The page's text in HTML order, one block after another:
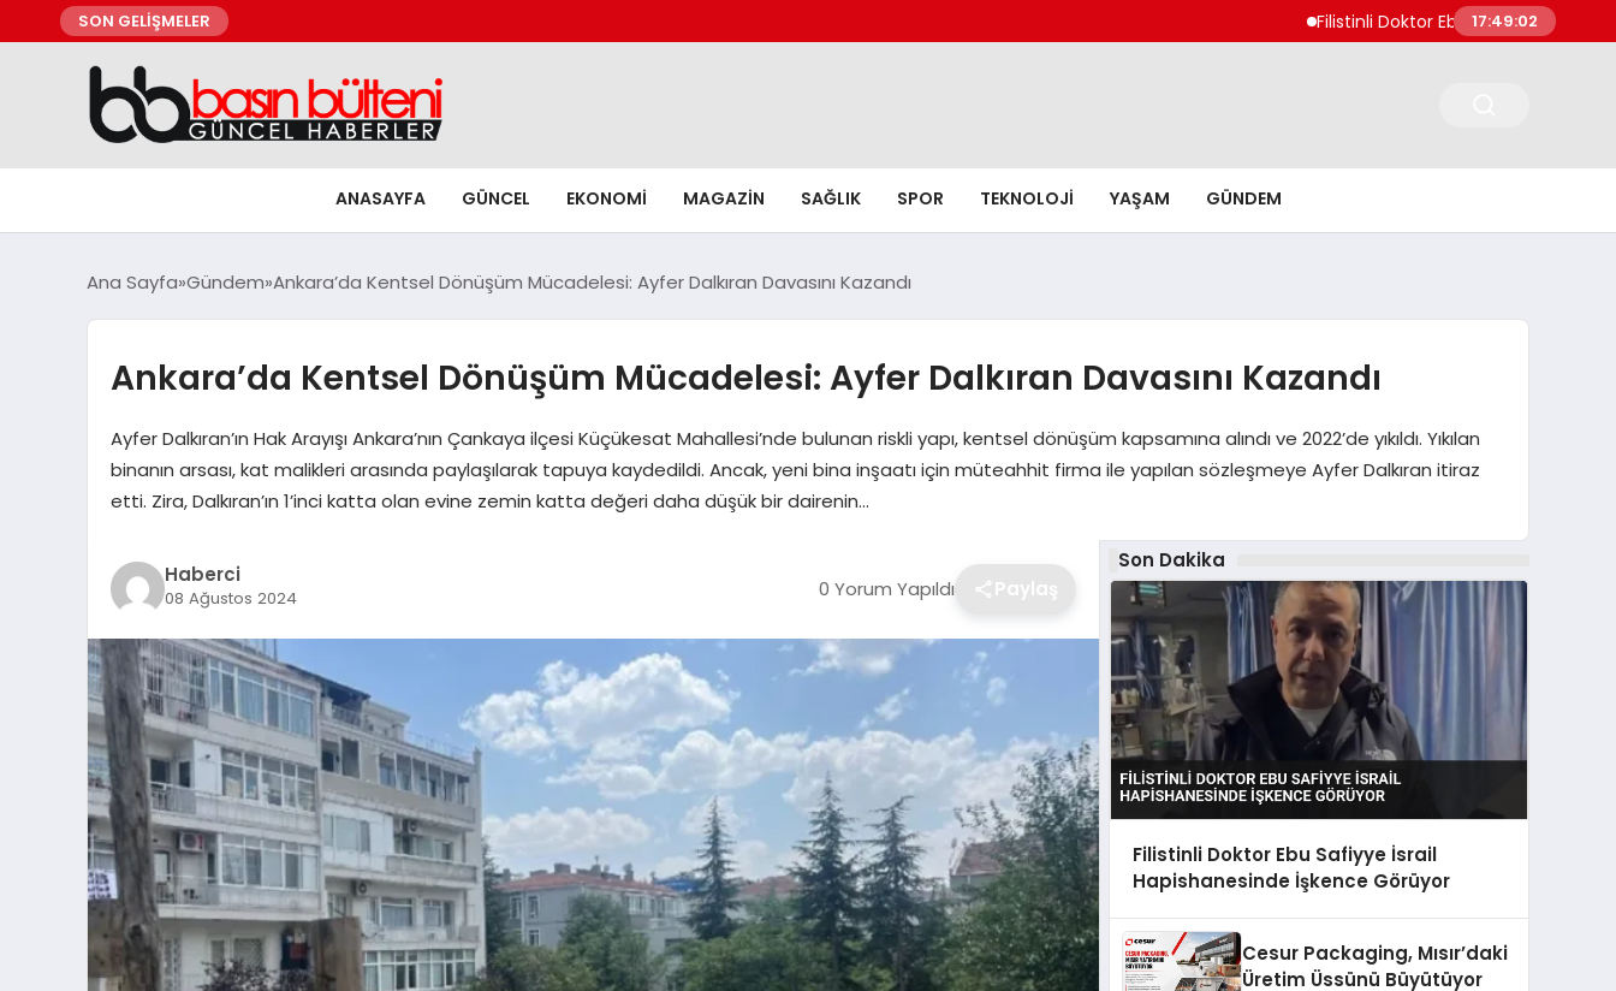
SON GELİŞMELER Filistinli Doktor Ebu Safiyye İsrail
17:49:03
ANASAYFA GÜNCEL EKONOMI MAGAZIN SAĞLIK SPOR TEKNOLOJI YAŞAM GÜNDEM
Ana Sayfa Gündem Ankara’da Kentsel Dönüşüm Mücadelesi: Ayfer Dalkıran Davasını Kazandı
Ankara’da Kentsel Dönüşüm Mücadelesi: Ayfer Dalkıran Davasını Kazandı
Ayfer Dalkıran’ın Hak Arayışı Ankara’nın Çankaya ilçesi Küçükesat Mahallesi’nde bulunan riskli yapı, kentsel dönüşüm kapsamına alındı ve 2022’de yıkıldı. Yıkılan
binanın arsası, kat malikleri arasında paylaşılarak tapuya kaydedildi. Ancak, yeni bina inşaatı için müteahhit firma ile yapılan sözleşmeye Ayfer Dalkıran itiraz
etti. Zira, Dalkıran’ın 1’inci katta olan evine zemin katta değeri daha düşük bir dairenin…
Haberci
08 Ağustos 2024 0 Yorum Yapıldı Paylaş
Son Dakika
Filistinli Doktor Ebu Safiyye İsrail
Hapishanesinde İşkence Görüyor
Cesur Packaging, Mısır’daki
Üretim Üssünü Büyütüyor